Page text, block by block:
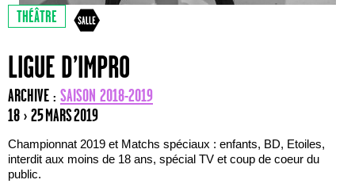
THÉÂTRE
LIGUE D’IMPRO
ARCHIVE : SAISON 2018-2019
18 › 25 MARS 2019
Championnat 2019 et Matchs spéciaux : enfants, BD, Etoiles,
interdit aux moins de 18 ans, spécial TV et coup de coeur du
public.